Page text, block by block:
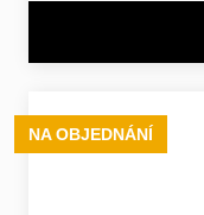
NA OBJEDNÁNÍ